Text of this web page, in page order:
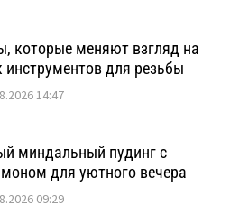
которые меняют взгляд на
инструментов для резьбы
14:47
миндальный пудинг с
для уютного вечера
09:29